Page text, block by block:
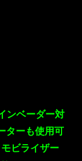
ンベーダー対
ターも使用可
ビライザー